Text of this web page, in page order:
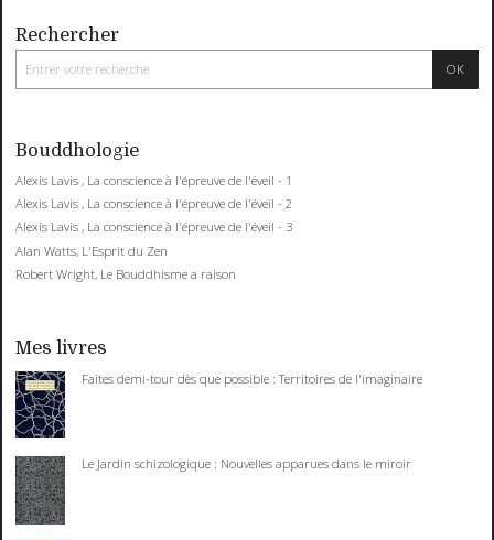
Rechercher
Bouddhologie
Alexis Lavis , La conscience à l'épreuve de l'éveil - 1
Alexis Lavis , La conscience à l'épreuve de l'éveil - 2
Alexis Lavis , La conscience à l'épreuve de l'éveil - 3
Alan Watts, L'Esprit du Zen
Robert Wright, Le Bouddhisme a raison
Mes livres
Faites demi-tour dès que possible : Territoires de l'imaginaire
Le Jardin schizologique : Nouvelles apparues dans le miroir